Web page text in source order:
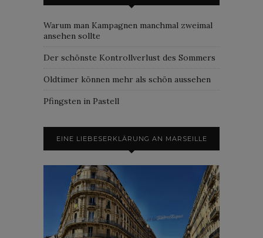
Warum man Kampagnen manchmal zweimal
ansehen sollte
Der schönste Kontrollverlust des Sommers
Oldtimer können mehr als schön aussehen
Pfingsten in Pastell
EINE LIEBESERKLÄRUNG AN MARSEILLE